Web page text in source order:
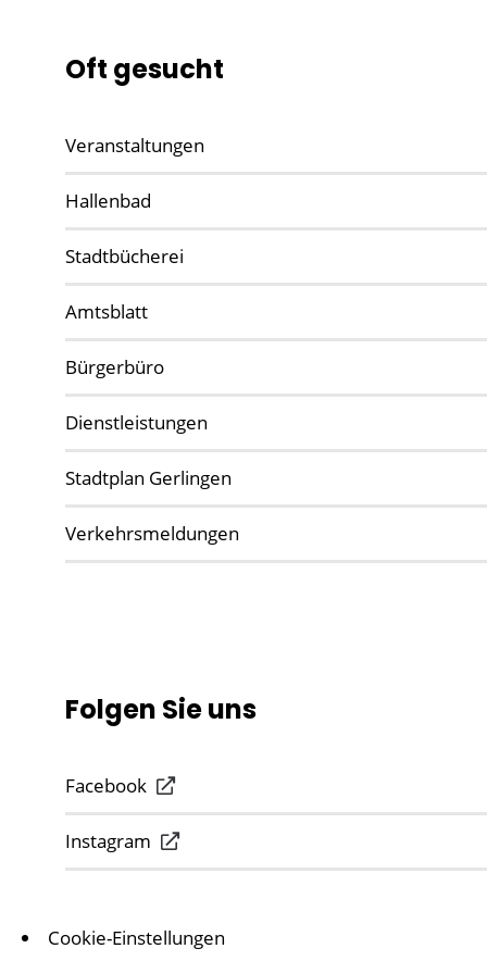
Oft gesucht
Veranstaltungen
Hallenbad
Stadtbücherei
Amtsblatt
Bürgerbüro
Dienstleistungen
Stadtplan Gerlingen
Verkehrsmeldungen
Folgen Sie uns
Facebook
Instagram
Cookie-Einstellungen